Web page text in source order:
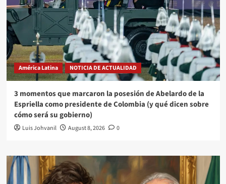
América Latina NOTICIA DE ACTUALIDAD
3 momentos que marcaron la posesión de Abelardo de la
Espriella como presidente de Colombia (y qué dicen sobre
cómo será su gobierno)
Luis Johvanil August 8, 2026 0